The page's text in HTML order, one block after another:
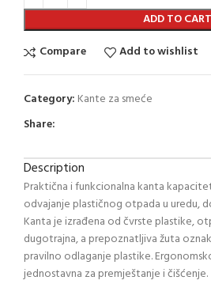
ADD TO CART
Compare
Add to wishlist
Category: Kante za smeće
Share:
Description
Praktična i funkcionalna kanta
odvajanje plastičnog otpada u uredu,
Kanta je izrađena od čvrste plastike,
dugotrajna, a prepoznatljiva žuta
pravilno odlaganje plastike.
jednostavna za premještanje i čišćenje.